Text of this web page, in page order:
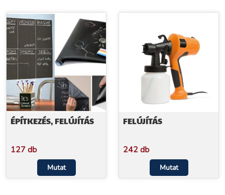
ÉPÍTKEZÉS, FELÚJÍTÁS
127 db
Mutat
FELÚJÍTÁS
242 db
Mutat